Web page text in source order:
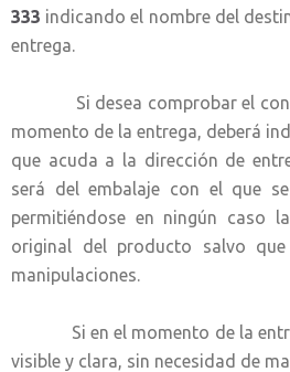
333 indicando el nombre del
entrega.
Si desea comprobar el
momento de la entrega, deberá
que acuda a la dirección de
será del embalaje con el que
permitiéndose en ningún caso
original del producto salvo
manipulaciones.
Si en el momento de la
visible y clara, sin necesidad de